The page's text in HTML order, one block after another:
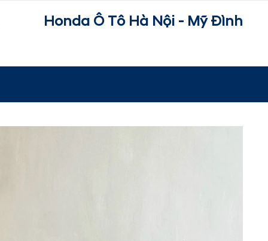
Honda Ô Tô Hà Nội - Mỹ Đình